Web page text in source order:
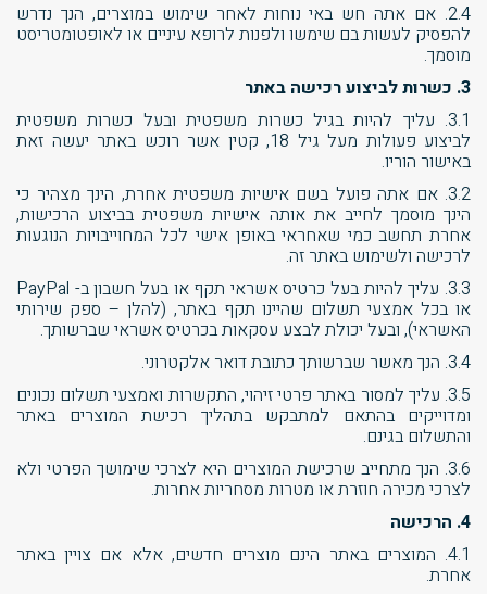
2.4. אם אתה חש באי נוחות לאחר שימוש במוצרים, הנך נדרש
להפסיק לעשות בם שימשו ולפנות לרופא עיניים או לאופטומטריסט
מוסמך.
3. כשרות לביצוע רכישה באתר
3.1. עליך להיות בגיל כשרות משפטית ובעל כשרות משפטית
לביצוע פעולות מעל גיל 18, קטין אשר רוכש באתר יעשה זאת
באישור הוריו.
3.2. אם אתה פועל בשם אישיות משפטית אחרת, הינך מצהיר כי
הינך מוסמך לחייב את אותה אישיות משפטית בביצוע הרכישות,
אחרת תחשב כמי שאחראי באופן אישי לכל המחוייבויות הנוגעות
לרכישה ולשימוש באתר זה.
3.3. עליך להיות בעל כרטיס אשראי תקף או בעל חשבון ב- PayPal
או בכל אמצעי תשלום שהיינו תקף באתר, (להלן – ספק שירותי
האשראי), ובעל יכולת לבצע עסקאות בכרטיס אשראי שברשותך.
3.4. הנך מאשר שברשותך כתובת דואר אלקטרוני.
3.5. עליך למסור באתר פרטי זיהוי, התקשרות ואמצעי תשלום נכונים
ומדוייקים בהתאם למתבקש בתהליך רכישת המוצרים באתר
והתשלום בגינם.
3.6. הנך מתחייב שרכישת המוצרים היא לצרכי שימושך הפרטי ולא
לצרכי מכירה חוזרת או מטרות מסחריות אחרות.
4. הרכישה
4.1. המוצרים באתר הינם מוצרים חדשים, אלא אם צויין באתר
אחרת.